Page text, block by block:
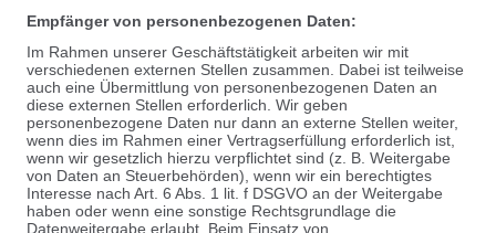
Empfänger von personenbezogenen Daten:
Im Rahmen unserer Geschäftstätigkeit arbeiten wir mit
verschiedenen externen Stellen zusammen. Dabei ist teilweise
auch eine Übermittlung von personenbezogenen Daten an
diese externen Stellen erforderlich. Wir geben
personenbezogene Daten nur dann an externe Stellen weiter,
wenn dies im Rahmen einer Vertragserfüllung erforderlich ist,
wenn wir gesetzlich hierzu verpflichtet sind (z. B. Weitergabe
von Daten an Steuerbehörden), wenn wir ein berechtigtes
Interesse nach Art. 6 Abs. 1 lit. f DSGVO an der Weitergabe
haben oder wenn eine sonstige Rechtsgrundlage die
Datenweitergabe erlaubt. Beim Einsatz von